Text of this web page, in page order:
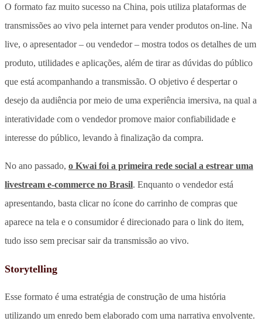
O formato faz muito sucesso na China, pois utiliza plataformas de
transmissões ao vivo pela internet para vender produtos on-line. Na
live, o apresentador – ou vendedor – mostra todos os detalhes de um
produto, utilidades e aplicações, além de tirar as dúvidas do público
que está acompanhando a transmissão. O objetivo é despertar o
desejo da audiência por meio de uma experiência imersiva, na qual a
interatividade com o vendedor promove maior confiabilidade e
interesse do público, levando à finalização da compra.
No ano passado, o Kwai foi a primeira rede social a estrear uma
livestream e-commerce no Brasil. Enquanto o vendedor está
apresentando, basta clicar no ícone do carrinho de compras que
aparece na tela e o consumidor é direcionado para o link do item,
tudo isso sem precisar sair da transmissão ao vivo.
Storytelling
Esse formato é uma estratégia de construção de uma história
utilizando um enredo bem elaborado com uma narrativa envolvente.